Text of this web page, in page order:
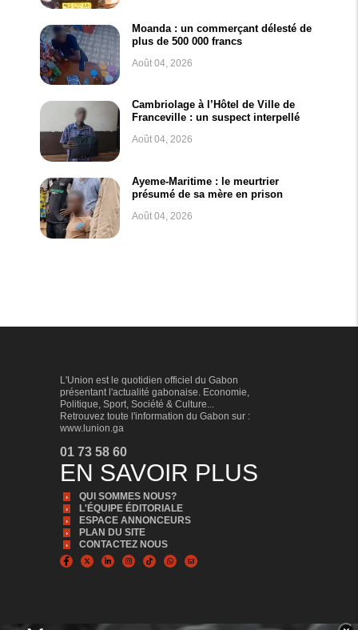
Moanda : un commerçant délesté de
plus de 500 000 francs
Août 04, 2026
Cambriolage à l’Hôtel de Ville de
Franceville : un suspect interpellé
Août 04, 2026
Ayeme-Maritime : le meurtrier
présumé de sa mère en prison
Août 04, 2026
L'Union est le quotidien officiel du Gabon
présentant l'actualité gabonaise. Economie,
Politique, Sport, Société & Culture...
Retrouvez toute l'information du Gabon sur :
www.lunion.ga
01 73 58 60
EN SAVOIR PLUS
QUI SOMMES NOUS?
L'ÉQUIPE ÉDITORIALE
ESPACE ANNONCEURS
PLAN DU SITE
CONTACTEZ NOUS